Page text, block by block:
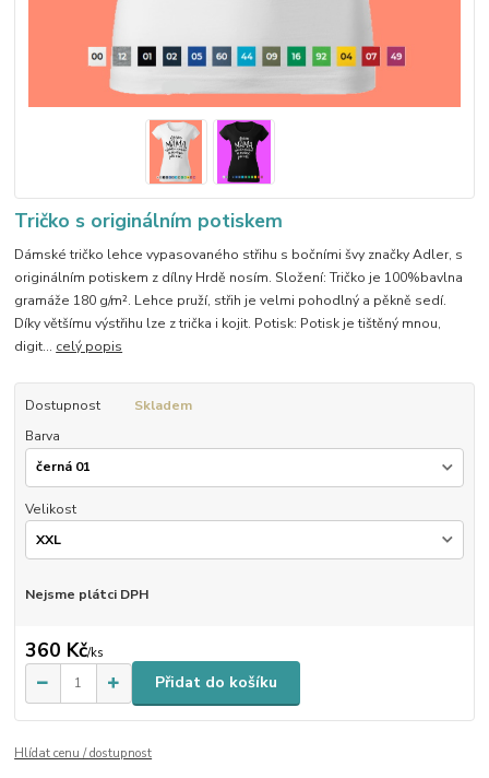
Tričko s originálním potiskem
Dámské tričko lehce vypasovaného střihu s bočními švy značky Adler, s
originálním potiskem z dílny Hrdě nosím. Složení: Tričko je 100%bavlna
gramáže 180 g/m². Lehce pruží, střih je velmi pohodlný a pěkně sedí.
Díky většímu výstřihu lze z trička i kojit. Potisk: Potisk je tištěný mnou,
digit... celý popis
Dostupnost
Skladem
Barva
Velikost
Nejsme plátci DPH
360 Kč/ks
Přidat do košíku
Hlídat cenu / dostupnost